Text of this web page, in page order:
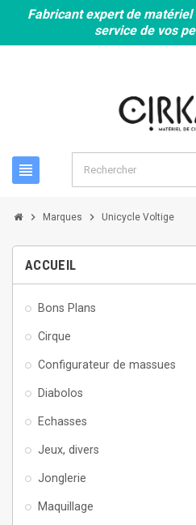
Fabricant expert de
service de vos
view_headline
chevron_right Marques chevron_right Unicycle Voltige
ACCUEIL
Bons Plans
Cirque
Configurateur de massues
Diabolos
Echasses
Jeux, divers
Jonglerie
Maquillage